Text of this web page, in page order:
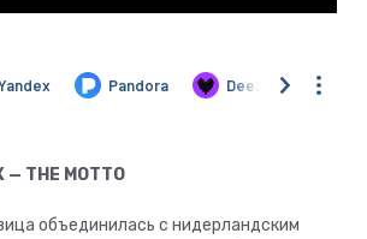
— THE MOTTO
объединилась с нидерландским